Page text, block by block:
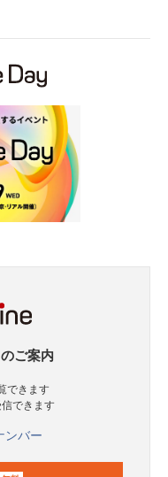
のご案内
できます
できます
ンバー